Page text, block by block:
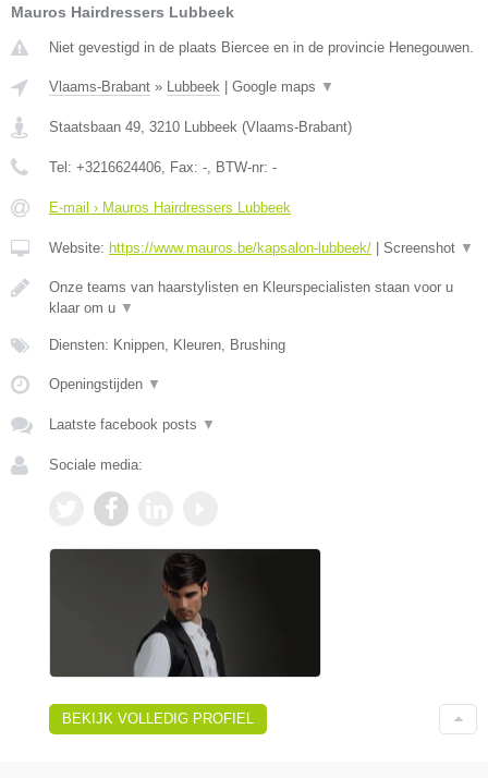
Mauros Hairdressers Lubbeek
Niet gevestigd in de plaats Biercee en in de provincie Henegouwen.
Vlaams-Brabant » Lubbeek Google maps ▼
Staatsbaan 49, 3210 Lubbeek (Vlaams-Brabant)
Tel: +3216624406, Fax: -, BTW-nr: -
E-mail › Mauros Hairdressers Lubbeek
Website: https://www.mauros.be/kapsalon-lubbeek/ Screenshot ▼
Onze teams van haarstylisten en Kleurspecialisten staan voor u
klaar om u ▼
Diensten: Knippen, Kleuren, Brushing
Openingstijden ▼
Laatste facebook posts ▼
Sociale media:
BEKIJK VOLLEDIG PROFIEL